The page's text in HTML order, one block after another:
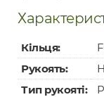
Кільця:
Рукоять:
Тип рукояті: